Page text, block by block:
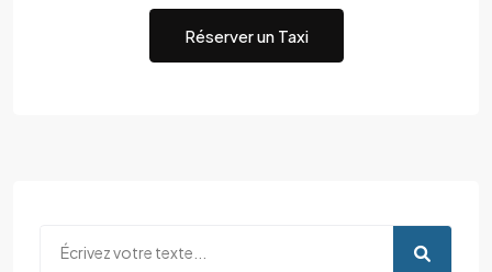
Réserver un Taxi